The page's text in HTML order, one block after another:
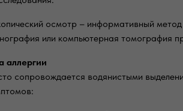
осмотр – информативный
или компьютерная томография
аллергии
сопровождается водянистыми